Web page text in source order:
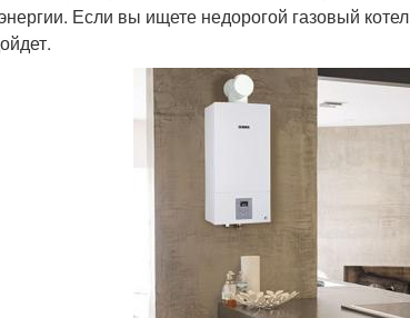
Если вы ищете недорогой газовый